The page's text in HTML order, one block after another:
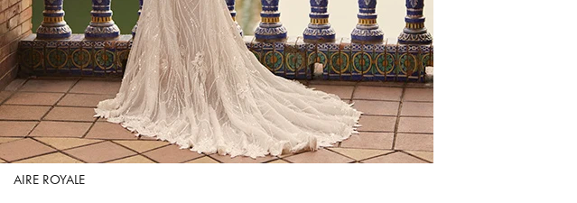
AIRE ROYALE